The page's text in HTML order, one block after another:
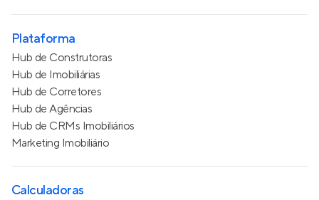
Plataforma
Hub de Construtoras
Hub de Imobiliárias
Hub de Corretores
Hub de Agências
Hub de CRMs Imobiliários
Marketing Imobiliário
Calculadoras